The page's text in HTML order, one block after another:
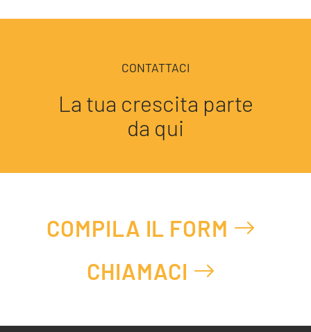
CONTATTACI
La tua crescita parte
da qui
COMPILA IL FORM
CHIAMACI